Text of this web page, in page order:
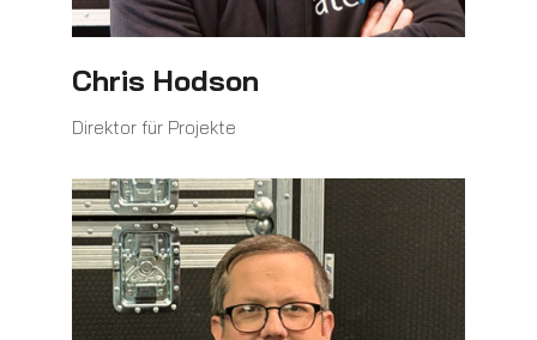
Chris Hodson
Direktor für Projekte